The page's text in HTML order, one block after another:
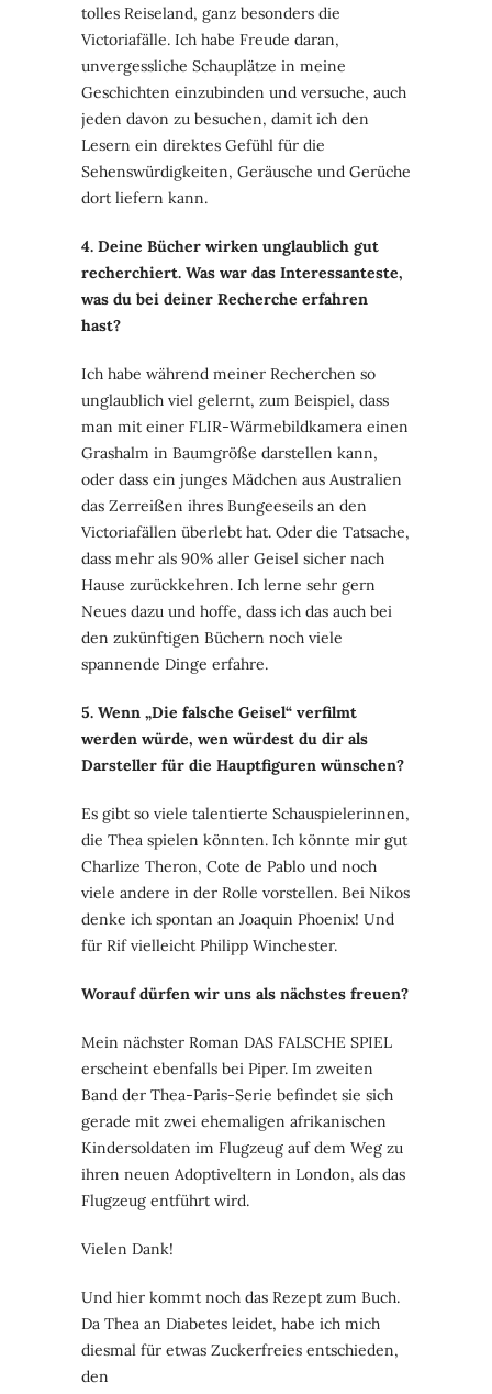
tolles Reiseland, ganz besonders die
Victoriafälle. Ich habe Freude daran,
unvergessliche Schauplätze in meine
Geschichten einzubinden und versuche, auch
jeden davon zu besuchen, damit ich den
Lesern ein direktes Gefühl für die
Sehenswürdigkeiten, Geräusche und Gerüche
dort liefern kann.
4. Deine Bücher wirken unglaublich gut
recherchiert. Was war das Interessanteste,
was du bei deiner Recherche erfahren
hast?
Ich habe während meiner Recherchen so
unglaublich viel gelernt, zum Beispiel, dass
man mit einer FLIR-Wärmebildkamera einen
Grashalm in Baumgröße darstellen kann,
oder dass ein junges Mädchen aus Australien
das Zerreißen ihres Bungeeseils an den
Victoriafällen überlebt hat. Oder die Tatsache,
dass mehr als 90% aller Geisel sicher nach
Hause zurückkehren. Ich lerne sehr gern
Neues dazu und hoffe, dass ich das auch bei
den zukünftigen Büchern noch viele
spannende Dinge erfahre.
5. Wenn „Die falsche Geisel“ verfilmt
werden würde, wen würdest du dir als
Darsteller für die Hauptfiguren wünschen?
Es gibt so viele talentierte Schauspielerinnen,
die Thea spielen könnten. Ich könnte mir gut
Charlize Theron, Cote de Pablo und noch
viele andere in der Rolle vorstellen. Bei Nikos
denke ich spontan an Joaquin Phoenix! Und
für Rif vielleicht Philipp Winchester.
Worauf dürfen wir uns als nächstes freuen?
Mein nächster Roman DAS FALSCHE SPIEL
erscheint ebenfalls bei Piper. Im zweiten
Band der Thea-Paris-Serie befindet sie sich
gerade mit zwei ehemaligen afrikanischen
Kindersoldaten im Flugzeug auf dem Weg zu
ihren neuen Adoptiveltern in London, als das
Flugzeug entführt wird.
Vielen Dank!
Und hier kommt noch das Rezept zum Buch.
Da Thea an Diabetes leidet, habe ich mich
diesmal für etwas Zuckerfreies entschieden,
den